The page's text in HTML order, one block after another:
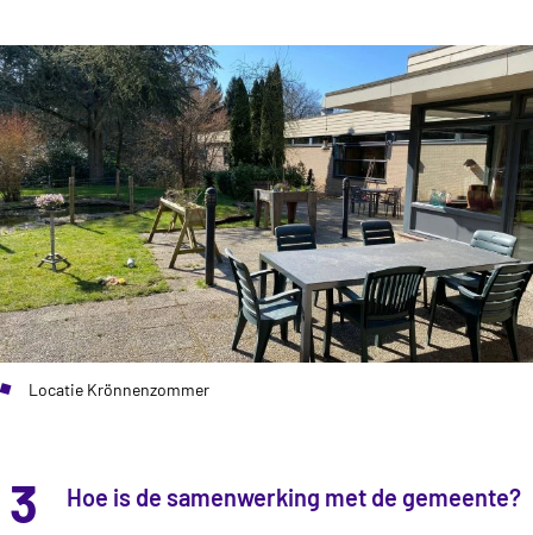
Locatie Krönnenzommer
3 Hoe is de samenwerking met de gemeente?